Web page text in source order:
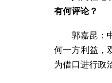
有何评论？
郭嘉昆：
何一方利益，
为借口进行政